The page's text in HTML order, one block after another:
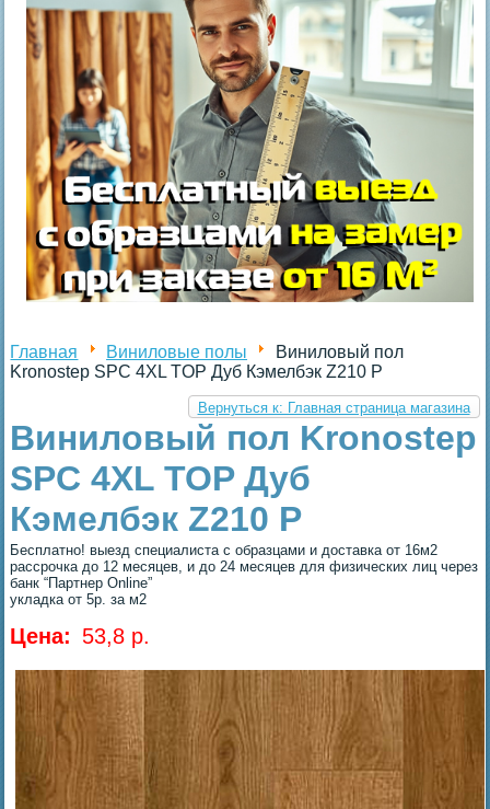
Главная Виниловые полы
Виниловый пол
Kronostep SPC 4XL TOP Дуб Кэмелбэк Z210 P
Вернуться к: Главная страница магазина
Виниловый пол Kronostep
SPC 4XL TOP Дуб
Кэмелбэк Z210 P
Бесплатно! выезд специалиста с образцами и доставка от 16м2
рассрочка до 12 месяцев, и до 24 месяцев для физических лиц через
банк “Партнер Online”
укладка от 5р. за м2
Цена: 53,8 p.